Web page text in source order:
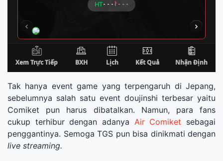
Tak hanya event game yang terpengaruh di Jepang,
sebelumnya salah satu event doujinshi terbesar yaitu
Comiket pun harus dibatalkan. Namun, para fans
cukup terhibur dengan adanya Air Comiket sebagai
penggantinya. Semoga TGS pun bisa dinikmati dengan
live streaming.